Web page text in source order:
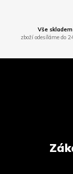
Vše skladem
zboží odesíláme do